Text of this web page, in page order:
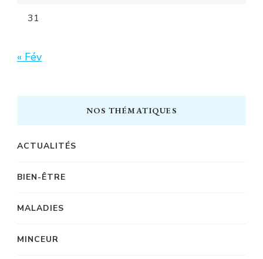
31
« Fév
NOS THÉMATIQUES
ACTUALITÉS
BIEN-ÊTRE
MALADIES
MINCEUR